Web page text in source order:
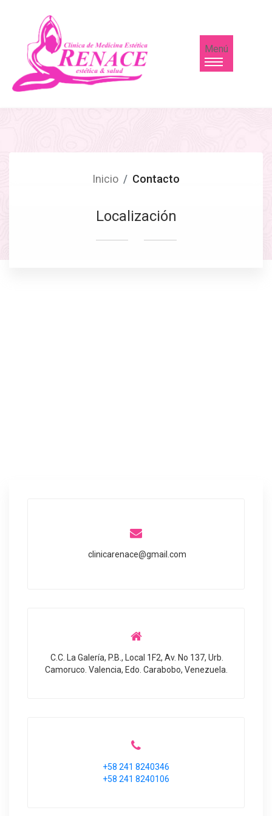
Inicio Contacto
Menú
Localización
clinicarenace@gmail.com
C.C. La Galería, P.B., Local 1F2, Av. No 137, Urb.
Camoruco. Valencia, Edo. Carabobo, Venezuela.
+58 241 8240346
+58 241 8240106